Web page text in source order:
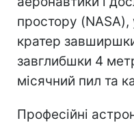
простору
кратер
завглибшки 4
місячний пил та
Професійні